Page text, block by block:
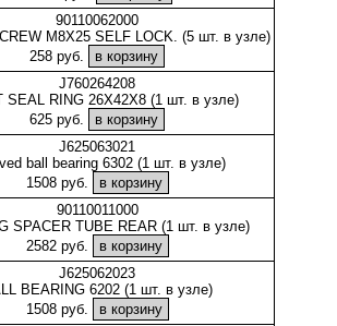
90110062000
M8X25 SELF LOCK. (5 шт. в узле)
258 руб.
J760264208
SEAL RING 26X42X8 (1 шт. в узле)
625 руб.
J625063021
ball bearing 6302 (1 шт. в узле)
1508 руб.
90110011000
SPACER TUBE REAR (1 шт. в узле)
2582 руб.
J625062023
BEARING 6202 (1 шт. в узле)
1508 руб.